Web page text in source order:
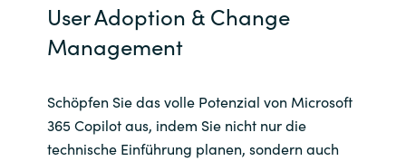
User Adoption & Change
Management
Schöpfen Sie das volle Potenzial von Microsoft
365 Copilot aus, indem Sie nicht nur die
technische Einführung planen, sondern auch